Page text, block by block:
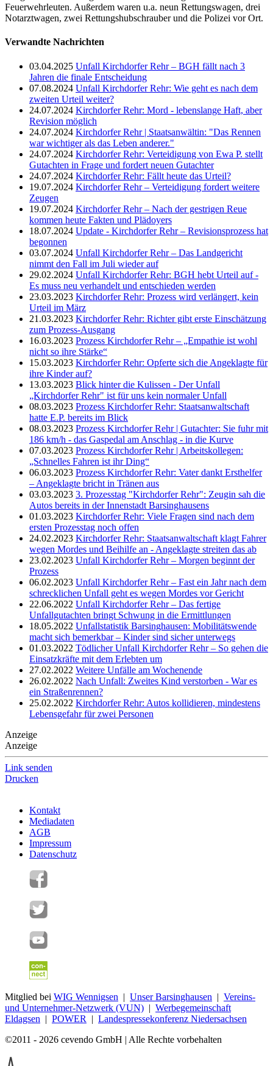
Feuerwehrleuten. Außerdem waren u.a. neun Rettungswagen, drei
Notarztwagen, zwei Rettungshubschrauber und die Polizei vor Ort.
Verwandte Nachrichten
03.04.2025 Unfall Kirchdorfer Rehr – BGH fällt nach 3
Jahren die finale Entscheidung
07.08.2024 Unfall Kirchdorfer Rehr: Wie geht es nach dem
zweiten Urteil weiter?
24.07.2024 Kirchdorfer Rehr: Mord - lebenslange Haft, aber
Revision möglich
24.07.2024 Kirchdorfer Rehr | Staatsanwältin: "Das Rennen
war wichtiger als das Leben anderer."
24.07.2024 Kirchdorfer Rehr: Verteidigung von Ewa P. stellt
Gutachten in Frage und fordert neuen Gutachter
24.07.2024 Kirchdorfer Rehr: Fällt heute das Urteil?
19.07.2024 Kirchdorfer Rehr – Verteidigung fordert weitere
Zeugen
19.07.2024 Kirchdorfer Rehr – Nach der gestrigen Reue
kommen heute Fakten und Plädoyers
18.07.2024 Update - Kirchdorfer Rehr – Revisionsprozess hat
begonnen
03.07.2024 Unfall Kirchdorfer Rehr – Das Landgericht
nimmt den Fall im Juli wieder auf
29.02.2024 Unfall Kirchdorfer Rehr: BGH hebt Urteil auf -
Es muss neu verhandelt und entschieden werden
23.03.2023 Kirchdorfer Rehr: Prozess wird verlängert, kein
Urteil im März
21.03.2023 Kirchdorfer Rehr: Richter gibt erste Einschätzung
zum Prozess-Ausgang
16.03.2023 Prozess Kirchdorfer Rehr – „Empathie ist wohl
nicht so ihre Stärke“
15.03.2023 Kirchdorfer Rehr: Opferte sich die Angeklagte für
ihre Kinder auf?
13.03.2023 Blick hinter die Kulissen - Der Unfall
„Kirchdorfer Rehr" ist für uns kein normaler Unfall
08.03.2023 Prozess Kirchdorfer Rehr: Staatsanwaltschaft
hatte E.P. bereits im Blick
08.03.2023 Prozess Kirchdorfer Rehr | Gutachter: Sie fuhr mit
186 km/h - das Gaspedal am Anschlag - in die Kurve
07.03.2023 Prozess Kirchdorfer Rehr | Arbeitskollegen:
„Schnelles Fahren ist ihr Ding“
06.03.2023 Prozess Kirchdorfer Rehr: Vater dankt Ersthelfer
– Angeklagte bricht in Tränen aus
03.03.2023 3. Prozesstag "Kirchdorfer Rehr": Zeugin sah die
Autos bereits in der Innenstadt Barsinghausens
01.03.2023 Kirchdorfer Rehr: Viele Fragen sind nach dem
ersten Prozesstag noch offen
24.02.2023 Kirchdorfer Rehr: Staatsanwaltschaft klagt Fahrer
wegen Mordes und Beihilfe an - Angeklagte streiten das ab
23.02.2023 Unfall Kirchdorfer Rehr – Morgen beginnt der
Prozess
06.02.2023 Unfall Kirchdorfer Rehr – Fast ein Jahr nach dem
schrecklichen Unfall geht es wegen Mordes vor Gericht
22.06.2022 Unfall Kirchdorfer Rehr – Das fertige
Unfallgutachten bringt Schwung in die Ermittlungen
18.05.2022 Unfallstatistik Barsinghausen: Mobilitätswende
macht sich bemerkbar – Kinder sind sicher unterwegs
01.03.2022 Tödlicher Unfall Kirchdorfer Rehr – So gehen die
Einsatzkräfte mit dem Erlebten um
27.02.2022 Weitere Unfälle am Wochenende
26.02.2022 Nach Unfall: Zweites Kind verstorben - War es
ein Straßenrennen?
25.02.2022 Kirchdorfer Rehr: Autos kollidieren, mindestens
Lebensgefahr für zwei Personen
Anzeige
Anzeige
Link senden
Drucken
Kontakt
Mediadaten
AGB
Impressum
Datenschutz
Mitglied bei WIG Wennigsen | Unser Barsinghausen | Vereins-
und Unternehmer-Netzwerk (VUN) | Werbegemeinschaft
Eldagsen | POWER | Landespressekonferenz Niedersachsen
©2011 - 2026 cevendo GmbH | Alle Rechte vorbehalten